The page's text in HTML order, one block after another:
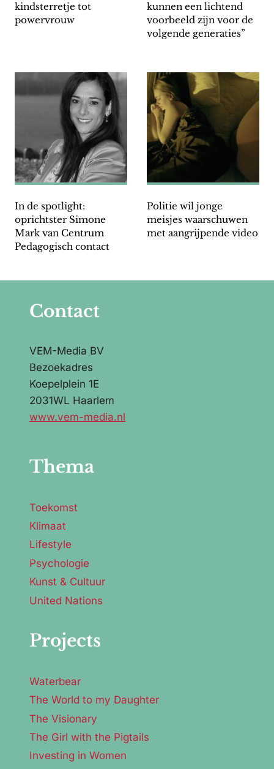
kindsterretje tot
powervrouw
kunnen een lichtend
voorbeeld zijn voor de
volgende generaties”
In de spotlight:
oprichtster Simone
Mark van Centrum
Pedagogisch contact
Politie wil jonge
meisjes waarschuwen
met aangrijpende video
Contact
VEM-Media BV
Bezoekadres
Koepelplein 1E
2031WL Haarlem
www.vem-media.nl
Thema
Toekomst
Klimaat
Lifestyle
Psychologie
Kunst & Cultuur
United Nations
Projects
Waterbear
The World to my Daughter
The Visionary
The Girl with the Pigtails
Investing in Women